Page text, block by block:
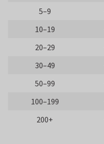
5–9
10–19
20–29
30–49
50–99
100–199
200+